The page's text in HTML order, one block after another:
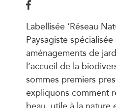
Labellisée ‘Réseau
Paysagiste spécialisée
aménagements de
l’accueil de la
sommes premiers
expliquons comment